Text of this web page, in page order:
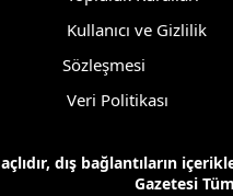
Kullanıcı ve Gizlilik
Sözleşmesi
Veri Politikası
dış bağlantıların
Gazetesi